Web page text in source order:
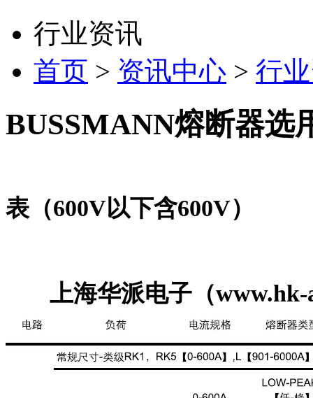
行业资讯
首页 > 资讯中心 > 行
BUSSMANN熔断器选
表（600V以下含600V）
上海华派电子（www.hk-